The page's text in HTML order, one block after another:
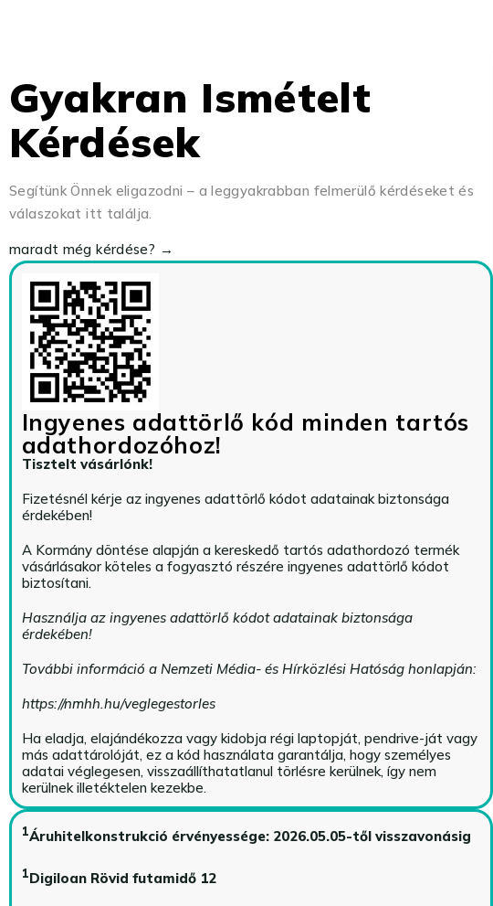
Gyakran Ismételt
Kérdések
Segítünk Önnek eligazodni – a leggyakrabban felmerülő kérdéseket és
válaszokat itt találja.
maradt még kérdése? →
Ingyenes adattörlő kód minden tartós
adathordozóhoz!
Tisztelt vásárlónk!
Fizetésnél kérje az ingyenes adattörlő kódot adatainak biztonsága
érdekében!
A Kormány döntése alapján a kereskedő tartós adathordozó termék
vásárlásakor köteles a fogyasztó részére ingyenes adattörlő kódot
biztosítani.
Használja az ingyenes adattörlő kódot adatainak biztonsága
érdekében!
További információ a Nemzeti Média- és Hírközlési Hatóság honlapján:
https://nmhh.hu/veglegestorles
Ha eladja, elajándékozza vagy kidobja régi laptopját, pendrive-ját vagy
más adattárolóját, ez a kód használata garantálja, hogy személyes
adatai véglegesen, visszaállíthatatlanul törlésre kerülnek, így nem
kerülnek illetéktelen kezekbe.
1Áruhitelkonstrukció érvényessége: 2026.05.05-től visszavonásig
1Digiloan Rövid futamidő 12